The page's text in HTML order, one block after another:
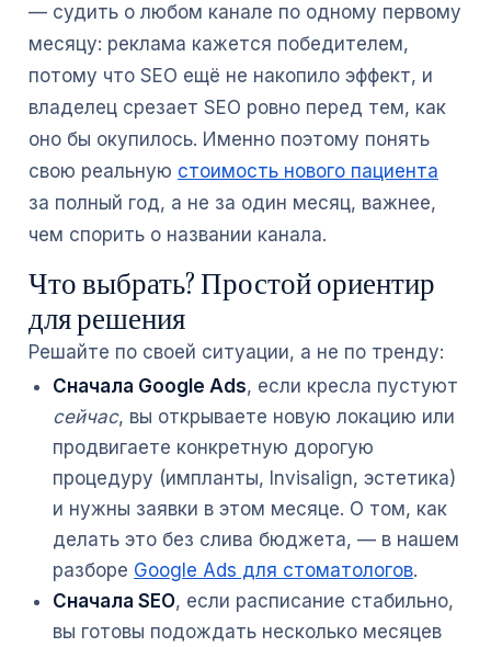
— судить о любом канале по одному первому
месяцу: реклама кажется победителем,
потому что SEO ещё не накопило эффект, и
владелец срезает SEO ровно перед тем, как
оно бы окупилось. Именно поэтому понять
свою реальную стоимость нового пациента
за полный год, а не за один месяц, важнее,
чем спорить о названии канала.
Что выбрать? Простой ориентир
для решения
Решайте по своей ситуации, а не по тренду:
Сначала Google Ads, если кресла пустуют
сейчас, вы открываете новую локацию или
продвигаете конкретную дорогую
процедуру (импланты, Invisalign, эстетика)
и нужны заявки в этом месяце. О том, как
делать это без слива бюджета, — в нашем
разборе Google Ads для стоматологов.
Сначала SEO, если расписание стабильно,
вы готовы подождать несколько месяцев